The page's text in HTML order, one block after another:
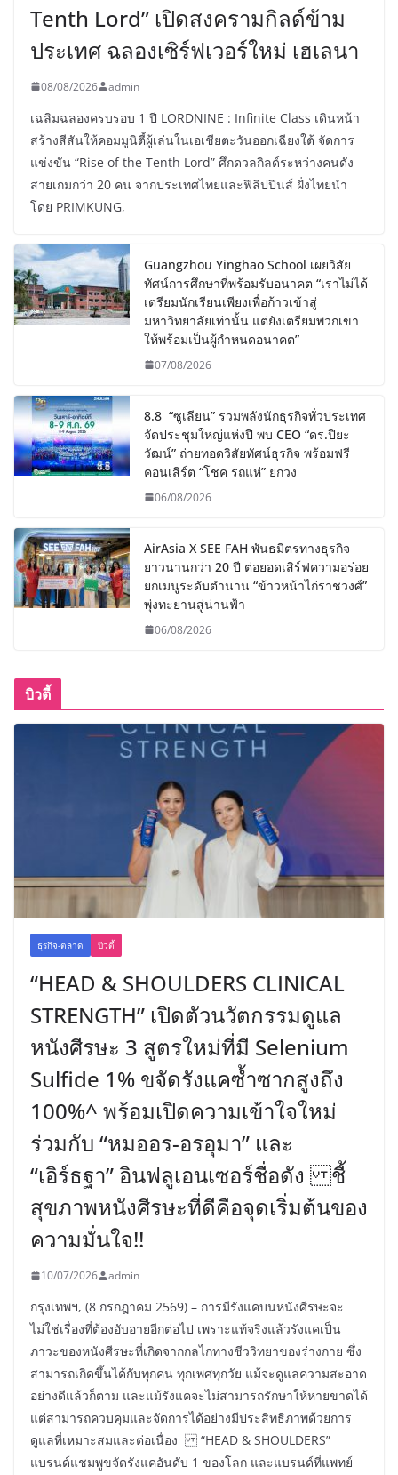
Tenth Lord” เปิดสงครามกิลด์ข้าม
ประเทศ ฉลองเซิร์ฟเวอร์ใหม่ เฮเลนา
08/08/2026 admin
เฉลิมฉลองครบรอบ 1 ปี LORDNINE : Infinite Class เดินหน้า
สร้างสีสันให้คอมมูนิตี้ผู้เล่นในเอเชียตะวันออกเฉียงใต้ จัดการ
แข่งขัน “Rise of the Tenth Lord” ศึกดวลกิลด์ระหว่างคนดัง
สายเกมกว่า 20 คน จากประเทศไทยและฟิลิปปินส์ ฝั่งไทยนำ
โดย PRIMKUNG,
Guangzhou Yinghao School เผยวิสัย
ทัศน์การศึกษาที่พร้อมรับอนาคต “เราไม่ได้
เตรียมนักเรียนเพียงเพื่อก้าวเข้าสู่
มหาวิทยาลัยเท่านั้น แต่ยังเตรียมพวกเขา
ให้พร้อมเป็นผู้กำหนดอนาคต”
07/08/2026
8.8 “ซูเลียน” รวมพลังนักธุรกิจทั่วประเทศ
จัดประชุมใหญ่แห่งปี พบ CEO “ดร.ปิยะ
วัฒน์” ถ่ายทอดวิสัยทัศน์ธุรกิจ พร้อมฟรี
คอนเสิร์ต “โชค รถแห่” ยกวง
06/08/2026
AirAsia X SEE FAH พันธมิตรทางธุรกิจ
ยาวนานกว่า 20 ปี ต่อยอดเสิร์ฟความอร่อย
ยกเมนูระดับตำนาน “ข้าวหน้าไก่ราชวงศ์”
พุ่งทะยานสู่น่านฟ้า
06/08/2026
บิวตี้
ธุรกิจ-ตลาด บิวตี้
“HEAD & SHOULDERS CLINICAL
STRENGTH” เปิดตัวนวัตกรรมดูแล
หนังศีรษะ 3 สูตรใหม่ที่มี Selenium
Sulfide 1% ขจัดรังแคซ้ำซากสูงถึง
100%^ พร้อมเปิดความเข้าใจใหม่
ร่วมกับ “หมออร-อรอุมา” และ
“เอิร์ธฐา” อินฟลูเอนเซอร์ชื่อดัง ชี้
สุขภาพหนังศีรษะที่ดีคือจุดเริ่มต้นของ
ความมั่นใจ!!
10/07/2026 admin
กรุงเทพฯ, (8 กรกฎาคม 2569) – การมีรังแคบนหนังศีรษะจะ
ไม่ใช่เรื่องที่ต้องอับอายอีกต่อไป เพราะแท้จริงแล้วรังแคเป็น
ภาวะของหนังศีรษะที่เกิดจากกลไกทางชีววิทยาของร่างกาย ซึ่ง
สามารถเกิดขึ้นได้กับทุกคน ทุกเพศทุกวัย แม้จะดูแลความสะอาด
อย่างดีแล้วก็ตาม และแม้รังแคจะไม่สามารถรักษาให้หายขาดได้
แต่สามารถควบคุมและจัดการได้อย่างมีประสิทธิภาพด้วยการ
ดูแลที่เหมาะสมและต่อเนื่อง “HEAD & SHOULDERS”
แบรนด์แชมพูขจัดรังแคอันดับ 1 ของโลก และแบรนด์ที่แพทย์